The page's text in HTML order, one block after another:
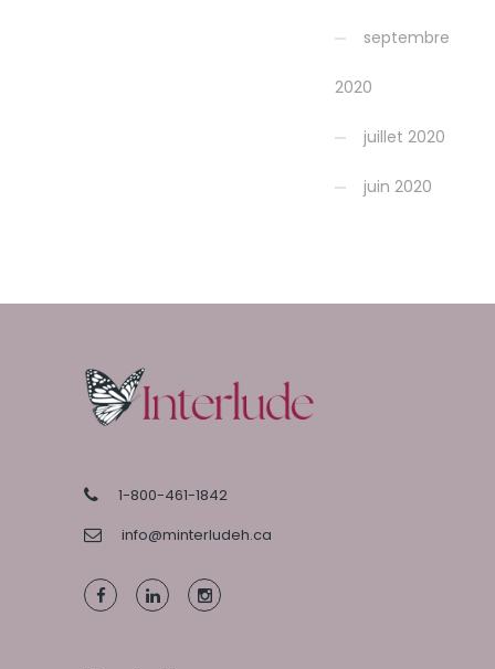
septembre
2020
juillet 2020
juin 2020
1-800-461-1842
info@minterludeh.ca